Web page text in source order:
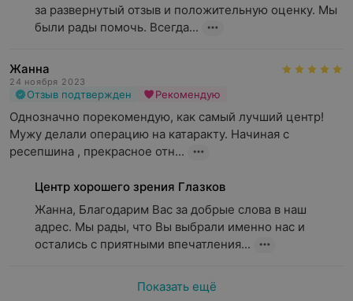
за развернутый отзыв и положительную оценку. Мы
были рады помочь. Всегда...
Жанна
24 ноября 2023
Отзыв подтвержден Рекомендую
Однозначно порекомендую, как самый лучший центр!
Мужу делали операцию на катаракту. Начиная с
ресепшина , прекрасное отн...
Центр хорошего зрения Глазков
Жанна, Благодарим Вас за добрые слова в наш
адрес. Мы рады, что Вы выбрали именно нас и
остались с приятными впечатления...
Показать ещё